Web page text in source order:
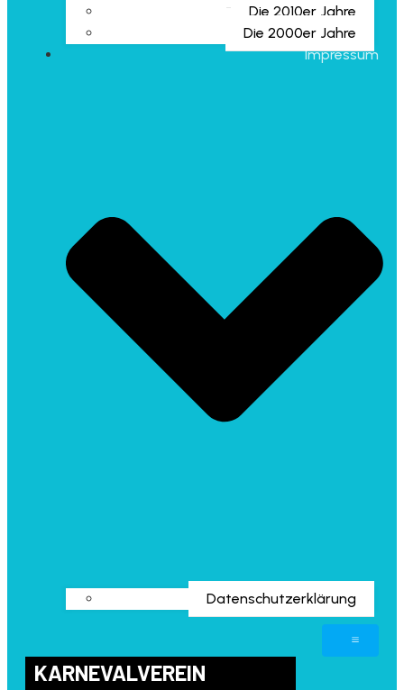
Die 2010er Jahre
Die 2000er Jahre
Impressum
Datenschutzerklärung
KARNEVALVEREIN